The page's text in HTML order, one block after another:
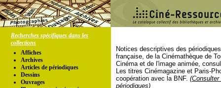
Recherches spécifiques dans les
collections
Affiches
Archives
Articles de périodiques
Dessins
Ouvrages
Notices descriptives des
française, de la Cinémathèque de
Cinéma et de l'image animée,
Les titres Cinémagazine et Paris-
coopération avec la BNF.
périodiques)